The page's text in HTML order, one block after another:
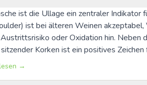
ist die Ullage ein zentraler Indikator
ist bei älteren Weinen
oder Oxidation hin.
Korken ist ein positives Zeichen
→